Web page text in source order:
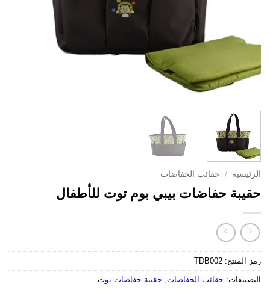
الرئيسية / حقائب الحفاضات
حقيبة حفاضات بيبي بوم توت للأطفال
رمز المنتج: TDB002
التصنيفات: حقائب الحفاضات, حقيبة حفاضات توت